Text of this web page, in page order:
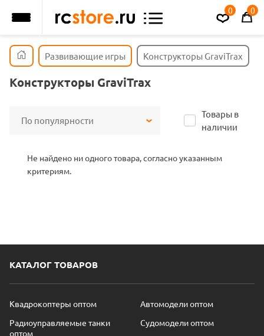
0 0
Развивающие игры Конструкторы GraviTrax
Конструкторы GraviTrax
По популярности
Товары в
наличии
Не найдено ни одного товара, согласно указанным
критериям.
КАТАЛОГ ТОВАРОВ
Квадрокоптеры оптом
Автомодели оптом
Радиоуправляемые танки
оптом
Судомодели оптом